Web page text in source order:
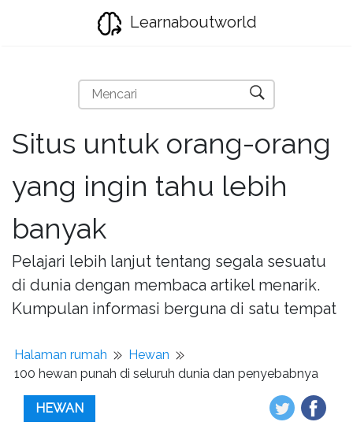
Learnaboutworld
Situs untuk orang-orang
yang ingin tahu lebih
banyak
Pelajari lebih lanjut tentang segala sesuatu
di dunia dengan membaca artikel menarik.
Kumpulan informasi berguna di satu tempat
Halaman rumah
Hewan
100 hewan punah di seluruh dunia dan penyebabnya
HEWAN